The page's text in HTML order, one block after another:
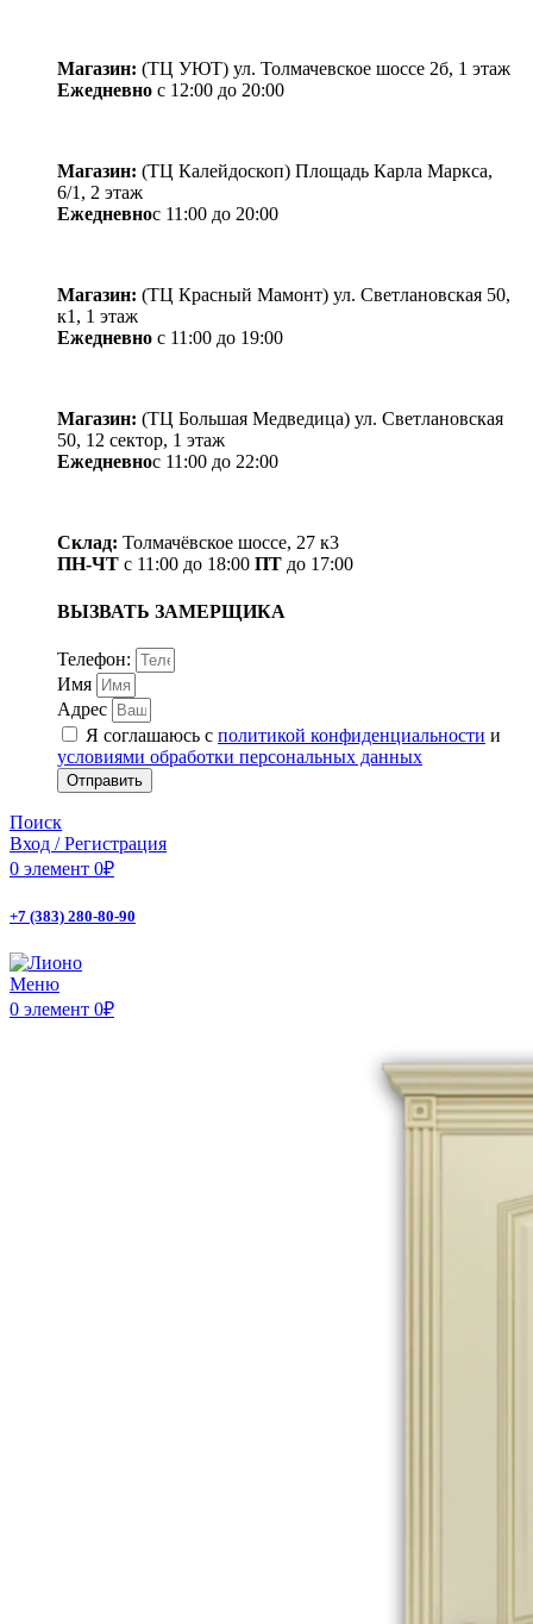
Магазин: (ТЦ УЮТ) ул. Толмачевское шоссе 2б, 1 этаж
Ежедневно с 12:00 до 20:00
Магазин: ​(​ТЦ Калейдоскоп) Площадь Карла Маркса,
6/1, 2 этаж
Ежедневнос 11:00 до 20:00
Магазин: (ТЦ Красный Мамонт) ул. Светлановская 50,
к1, 1 этаж
Ежедневно с 11:00 до 19:00
Магазин: (ТЦ Большая Медведица) ул. Светлановская
50, ​12 сектор, 1 этаж
Ежедневнос 11:00 до 22:00
Склад: Толмачёвское шоссе, 27 к3
ПН-ЧТ с 11:00 до 18:00 ПТ до 17:00
ВЫЗВАТЬ ЗАМЕРЩИКА
Телефон:
Имя
Адрес
Я соглашаюсь с политикой конфиденциальности и
условиями обработки персональных данных
Отправить
Поиск
Вход / Регистрация
0 элемент 0₽
+7 (383) 280-80-90
Меню
0 элемент 0₽